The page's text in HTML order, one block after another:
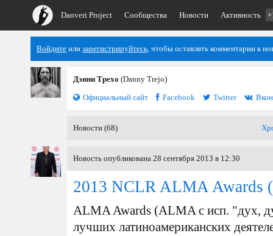
Danveri Project Сообщества Новости Активность
Войдите или зарегистрируйтесь, чтобы оставлять комментарии к
Дэнни Трехо (Danny Trejo)
Официальный сайт
Facebook Twitter
Новости (68)
Новость опубликована 28 сентября 2013 в 12:30
2013 NCLR ALMA Awards
ALMA Awards (ALMA с исп. "дух,
лучших латиноамериканских